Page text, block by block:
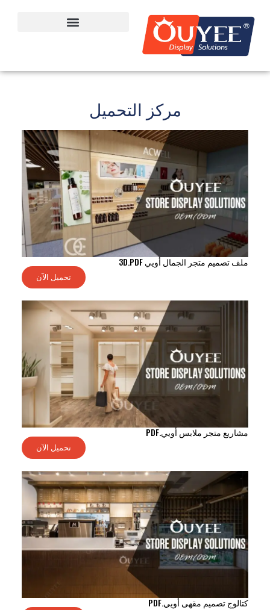
مركز التحميل
ملف تصميم متجر الجمال أويي 3D.PDF
تحميل الآن
مشاريع متجر ملابس أويي.PDF
تحميل الآن
كتالوج تصميم مقهى أويي.PDF